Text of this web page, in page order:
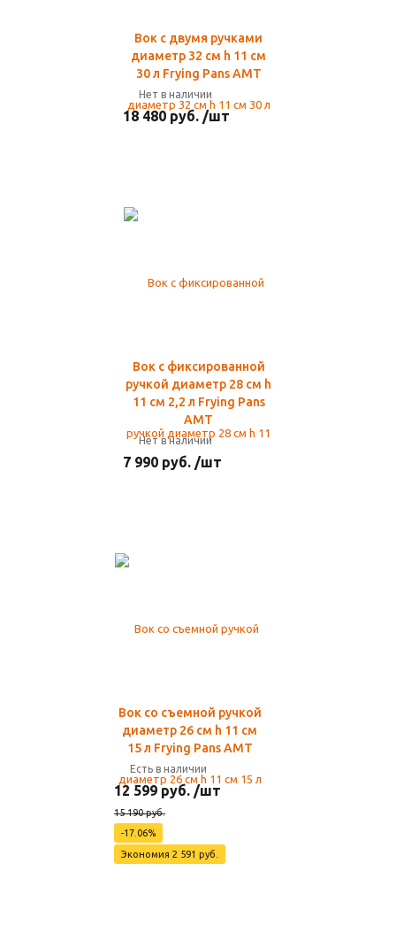
Вок с двумя ручками
диаметр 32 см h 11 см
30 л Frying Pans AMT
Нет в наличии
18 480 руб. /шт
Вок с фиксированной
ручкой диаметр 28 см h
11 см 2,2 л Frying Pans
AMT
Нет в наличии
7 990 руб. /шт
Вок со съемной ручкой
диаметр 26 см h 11 см
15 л Frying Pans AMT
Есть в наличии
12 599 руб. /шт
15 190 руб.
-17.06%
Экономия 2 591 руб.